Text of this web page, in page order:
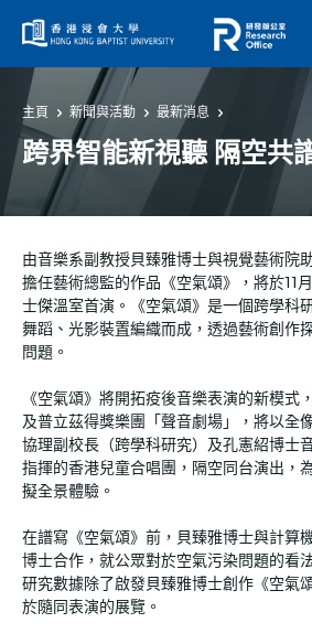
主頁 新聞與活動 最新消息
跨界智能新視聽 隔空共
由音樂系副教授貝臻雅博士與視覺藝術院
擔任藝術總監的作品《空氣頌》，將於11
士傑溫室首演。《空氣頌》是一個跨學科
舞蹈、光影裝置編織而成，透過藝術創作
問題。
《空氣頌》將開拓疫後音樂表演的新模式
及普立茲得獎樂團「聲音劇場」，將以全
協理副校長（跨學科研究）及孔憲紹博士
指揮的香港兒童合唱團，隔空同台演出，
擬全景體驗。
在譜寫《空氣頌》前，貝臻雅博士與計算
博士合作，就公眾對於空氣污染問題的看
研究數據除了啟發貝臻雅博士創作《空氣
於隨同表演的展覽。